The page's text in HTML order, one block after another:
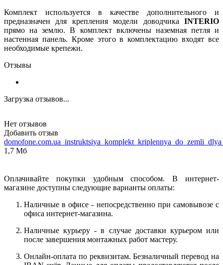
Комплект используется в качестве дополнительного и
предназначен для крепления модели доводчика INTERIO
прямо на землю. В комплект включены наземная петля и
настенная панель. Кроме этого в комплектацию входят все
необходимые крепежи.
Отзывы
Загрузка отзывов...
Нет отзывов
Добавить отзыв
1,7 Мб
Оплачивайте покупки удобным способом. В интернет-
магазине доступны следующие варианты оплаты:
Наличные в офисе - непосредственно при самовывозе с
офиса интернет-магазина.
Наличные курьеру - в случае доставки курьером или
после завершения монтажных работ мастеру.
Онлайн-оплата по реквизитам. Безналичный перевод на